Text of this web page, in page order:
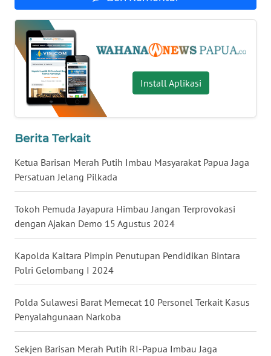
Install Aplikasi
Berita Terkait
Ketua Barisan Merah Putih Imbau Masyarakat Papua Jaga
Persatuan Jelang Pilkada
Tokoh Pemuda Jayapura Himbau Jangan Terprovokasi
dengan Ajakan Demo 15 Agustus 2024
Kapolda Kaltara Pimpin Penutupan Pendidikan Bintara
Polri Gelombang I 2024
Polda Sulawesi Barat Memecat 10 Personel Terkait Kasus
Penyalahgunaan Narkoba
Sekjen Barisan Merah Putih RI-Papua Imbau Jaga
LAMPUNG
WN
JATENG
WN
NUSANTARA
WN
WN
WN
KALBAR
WN
KALTENG